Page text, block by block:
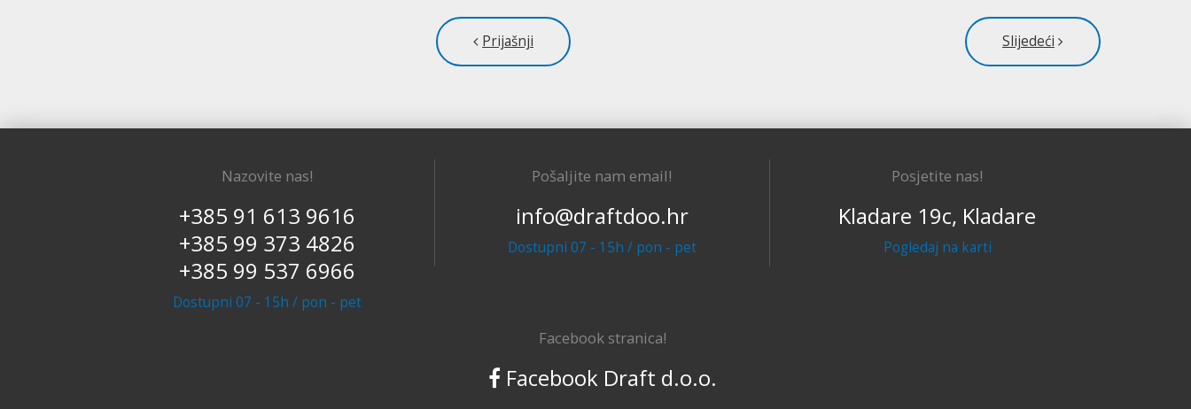
Prijašnji Slijedeći
Nazovite nas!
+385 91 613 9616
+385 99 373 4826
+385 99 537 6966
Dostupni 07 - 15h / pon - pet
Pošaljite nam email!
info@draftdoo.hr
Dostupni 07 - 15h / pon - pet
Posjetite nas!
Kladare 19c, Kladare
Pogledaj na karti
Facebook stranica!
Facebook Draft d.o.o.